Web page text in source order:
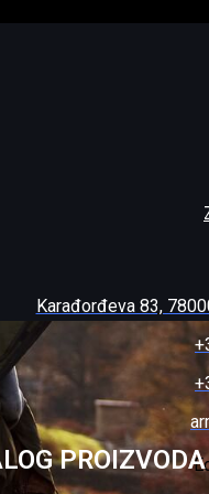
Karađorđeva 83,
PROIZVODA